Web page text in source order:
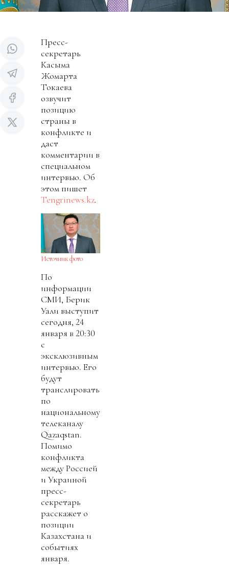
Пресс-
секретарь
Касыма
Жомарта
Токаева
озвучит
позицию
страны в
конфликте и
даст
комментарии в
специальном
интервью. Об
этом пишет
Tengrinews.kz.
Источник фото
По
информации
СМИ, Берик
Уали выступит
сегодня, 24
января в 20:30
с
эксклюзивным
интервью. Его
будут
транслировать
по
национальному
телеканалу
Qazaqstan.
Помимо
конфликта
между Россией
и Украиной
пресс-
секретарь
расскажет о
позиции
Казахстана и
событиях
января.